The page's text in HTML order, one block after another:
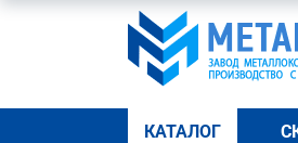
КАТАЛОГ